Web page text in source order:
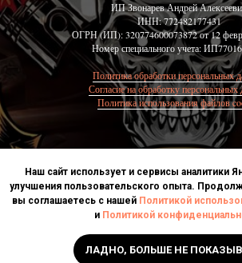
Наш сайт использует и сервисы аналитики
улучшения пользовательского опыта.
вы соглашаетесь с нашей Политикой
и Политикой
ЛАДНО, БОЛЬШЕ НЕ
ИП Звонарев Андрей
ИНН: 772482177431
ОГРН (ИП): 320774600073872 от 12
Номер специального учета:
Политика обработки персональных
Согласие на обработку персональных
Политика использования файлов